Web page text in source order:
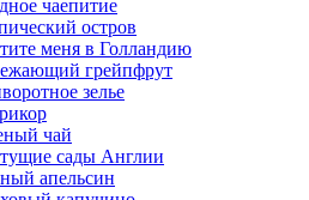
чаепитие
остров
меня в Голландию
грейпфрут
зелье
чай
сады Англии
апельсин